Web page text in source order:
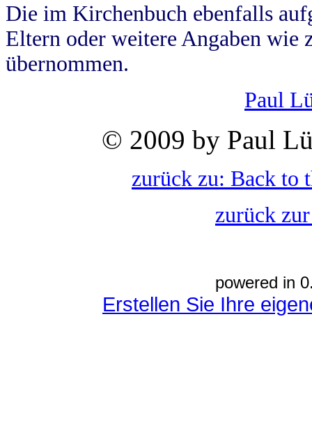
Die im Kirchenbuch ebenfalls
Eltern oder weitere Angaben wie
übernommen.
Paul
© 2009 by Paul
zurück zu: Back to
zurück
powered in
Erstellen Sie Ihre